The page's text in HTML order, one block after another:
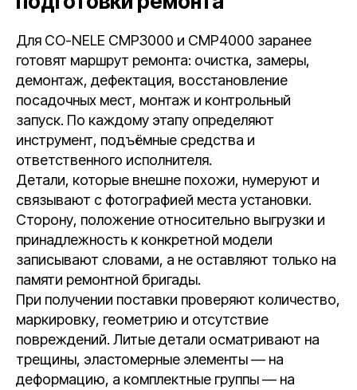
Для CO-NELE CMP3000 и CMP4000 заранее
готовят маршрут ремонта: очистка, замеры,
демонтаж, дефектация, восстановление
посадочных мест, монтаж и контрольный
запуск. По каждому этапу определяют
инструмент, подъёмные средства и
ответственного исполнителя.
Детали, которые внешне похожи, нумеруют и
связывают с фотографией места установки.
Сторону, положение относительно выгрузки и
принадлежность к конкретной модели
записывают словами, а не оставляют только на
памяти ремонтной бригады.
При получении поставки проверяют количество,
маркировку, геометрию и отсутствие
повреждений. Литые детали осматривают на
трещины, эластомерные элементы — на
деформацию, а комплектные группы — на